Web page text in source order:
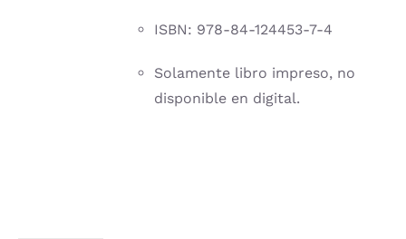
ISBN: 978-84-124453-7-4
Solamente libro impreso, no
disponible en digital.